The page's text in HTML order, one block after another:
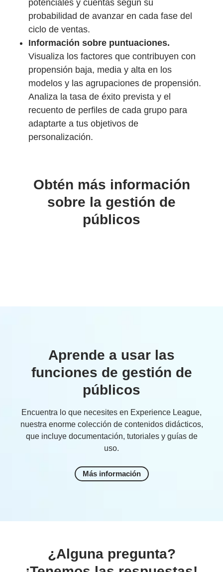
potenciales y cuentas según su
probabilidad de avanzar en cada fase del
ciclo de ventas.
Información sobre puntuaciones.
Visualiza los factores que contribuyen con
propensión baja, media y alta en los
modelos y las agrupaciones de propensión.
Analiza la tasa de éxito prevista y el
recuento de perfiles de cada grupo para
adaptarte a tus objetivos de
personalización.
Obtén más información
sobre la gestión de
públicos
Aprende a usar las
funciones de gestión de
públicos
Encuentra lo que necesites en Experience League,
nuestra enorme colección de contenidos didácticos,
que incluye documentación, tutoriales y guías de
uso.
Más información
¿Alguna pregunta?